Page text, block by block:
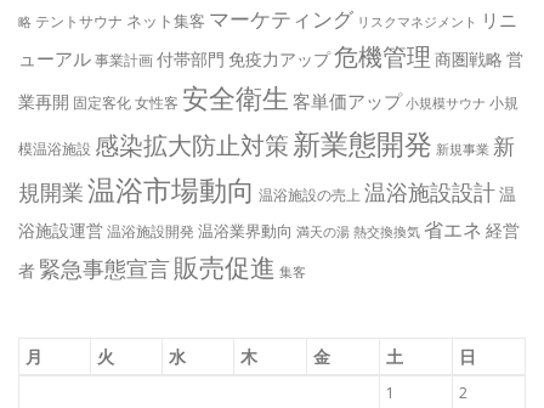
略 テントサウナ ネット集客 マーケティング リスクマネジメント
リニ
ューアル 事業計画 付帯部門 免疫力アップ危機管理 商圏戦略 営
業再開 固定客化女性客 安全衛生 客単価アップ 小規模サウナ 小規
模温浴施設 感染拡大防止対策新業態開発 新規事業 新
規開業温浴市場動向 温浴施設の売上 温浴施設設計温
浴施設運営温浴施設開発 温浴業界動向 満天の湯 熱交換換気 省エネ 経営
者 緊急事態宣言販売促進 集客
月 火 水 木 金 土 日
1
2